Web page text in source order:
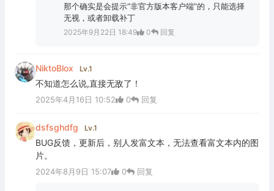
那个确实是会提示“非官方版本客户端”的，只能选择
无视，或者卸载补丁
2025年9月22日 18:49 0 回复
NiktoBlox Lv.1
不知道怎么说,直接无敌了！
2025年4月16日 10:52 0 回复
dsfsghdfg Lv.1
BUG反馈，更新后，别人发富文本，无法查看富文本内的图
片。
2024年8月9日 15:07 0 回复